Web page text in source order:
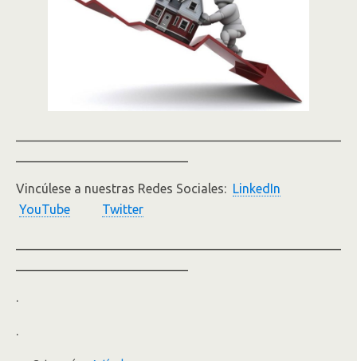
Vincúlese a nuestras Redes Sociales: LinkedIn
YouTube
Twitter
.
.